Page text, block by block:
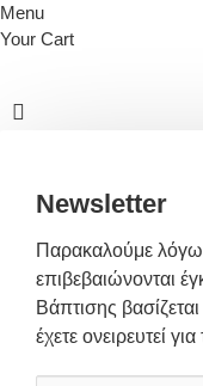
Menu
Your Cart
Newsletter
Παρακαλούμε λόγω
επιβεβαιώνονται
Βάπτισης
έχετε ονειρευτεί